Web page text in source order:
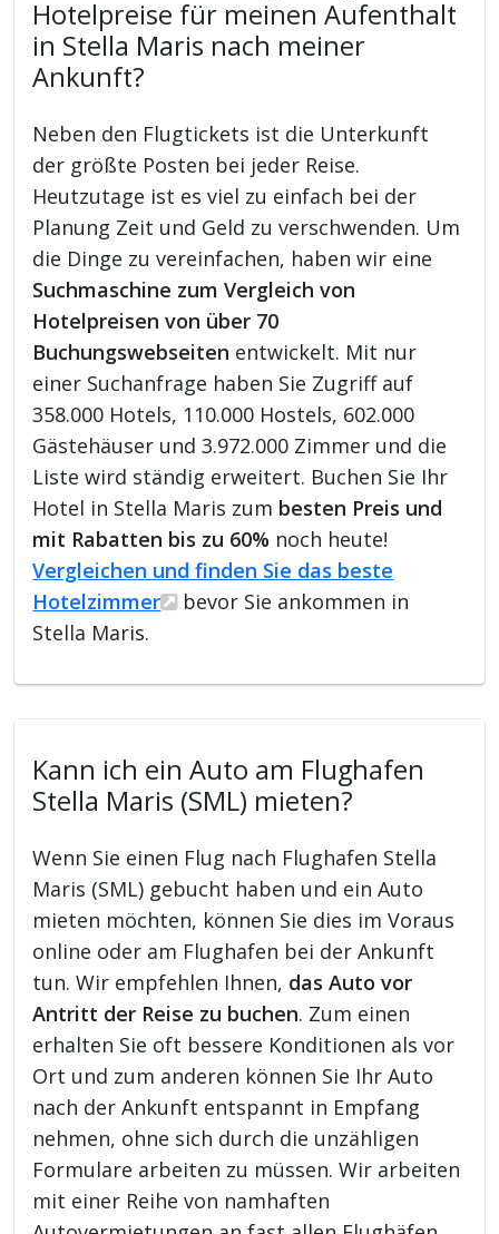
Hotelpreise für meinen Aufenthalt
in Stella Maris nach meiner
Ankunft?
Neben den Flugtickets ist die Unterkunft
der größte Posten bei jeder Reise.
Heutzutage ist es viel zu einfach bei der
Planung Zeit und Geld zu verschwenden. Um
die Dinge zu vereinfachen, haben wir eine
Suchmaschine zum Vergleich von
Hotelpreisen von über 70
Buchungswebseiten entwickelt. Mit nur
einer Suchanfrage haben Sie Zugriff auf
358.000 Hotels, 110.000 Hostels, 602.000
Gästehäuser und 3.972.000 Zimmer und die
Liste wird ständig erweitert. Buchen Sie Ihr
Hotel in Stella Maris zum besten Preis und
mit Rabatten bis zu 60% noch heute!
Vergleichen und finden Sie das beste
Hotelzimmer
bevor Sie ankommen in
Stella Maris.
Kann ich ein Auto am Flughafen
Stella Maris (SML) mieten?
Wenn Sie einen Flug nach Flughafen Stella
Maris (SML) gebucht haben und ein Auto
mieten möchten, können Sie dies im Voraus
online oder am Flughafen bei der Ankunft
tun. Wir empfehlen Ihnen, das Auto vor
Antritt der Reise zu buchen. Zum einen
erhalten Sie oft bessere Konditionen als vor
Ort und zum anderen können Sie Ihr Auto
nach der Ankunft entspannt in Empfang
nehmen, ohne sich durch die unzähligen
Formulare arbeiten zu müssen. Wir arbeiten
mit einer Reihe von namhaften